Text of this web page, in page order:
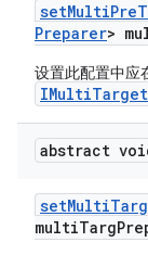
setMultiPre
Preparer>
设置此配置中
abstract
setMulti
multiTarg